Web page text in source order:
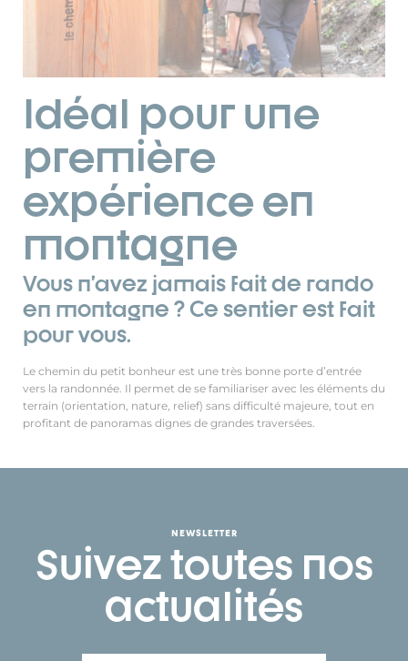
Idéal pour une
première
expérience en
montagne
Vous n’avez jamais fait de rando
en montagne ? Ce sentier est fait
pour vous.
Le chemin du petit bonheur est une très bonne porte d’entrée
vers la randonnée. Il permet de se familiariser avec les éléments du
terrain (orientation, nature, relief) sans difficulté majeure, tout en
profitant de panoramas dignes de grandes traversées.
NEWSLETTER
Suivez toutes nos
actualités